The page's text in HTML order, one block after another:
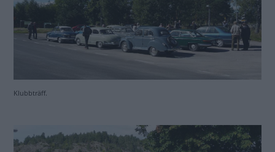
Klubbträff.